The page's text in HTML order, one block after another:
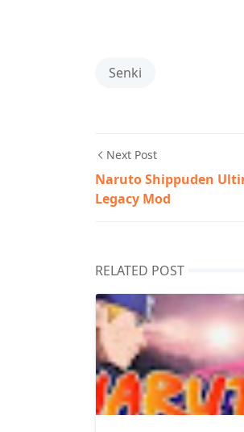
Senki
Next Post
Naruto Shippuden
Legacy Mod
RELATED POST